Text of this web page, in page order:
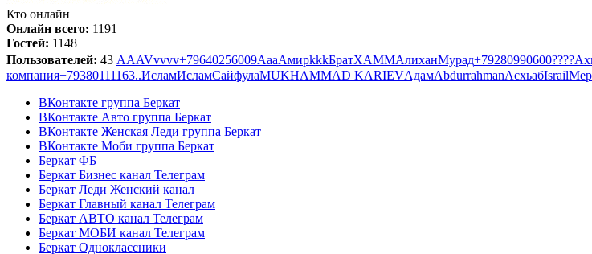
Кто онлайн
Онлайн всего: 1191
Гостей: 1148
Пользователей: 43 AAAVvvvv+79640256009АааАмирkkkБратXAMМАлиханМурад+79280990600????
компания+79380111163..ИсламИсламСайфулаMUKHAMMAD KARIEVАдамAbdurrahmanАсхьабIsrail
ВКонтакте группа Беркат
ВКонтакте Авто группа Беркат
ВКонтакте Женская Леди группа Беркат
ВКонтакте Моби группа Беркат
Беркат ФБ
Беркат Бизнес канал Телеграм
Беркат Леди Женский канал
Беркат Главный канал Телеграм
Беркат АВТО канал Телеграм
Беркат МОБИ канал Телеграм
Беркат Одноклассники